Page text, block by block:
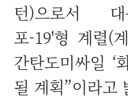
턴)으로서 대
포-19'형 계렬(
간탄도미싸일 ‘
될 계획”이라고